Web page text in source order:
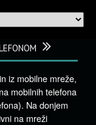
iz mobilne mreže,
mobilnih telefona
Na donjem
na mreži